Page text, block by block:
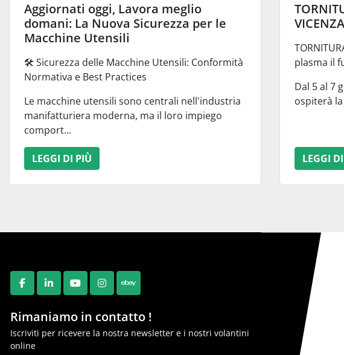
Aggiornati oggi, Lavora meglio
domani: La Nuova Sicurezza per le
Macchine Utensili
🛠️ Sicurezza delle Macchine Utensili: Conformità
Normativa e Best Practices
Le macchine utensili sono centrali nell'industria
manifatturiera moderna, ma il loro impiego
comport...
LEGGI DI PIÙ
plasma il
Dal 5 al 7
ospiterà
LEGGI
FACEBOOK
LINKEDINYOUTUBEINSTAGRAM
EBAY
Rimaniamo in contatto !
Iscriviti per ricevere la nostra newsletter e i nostri volantini
online